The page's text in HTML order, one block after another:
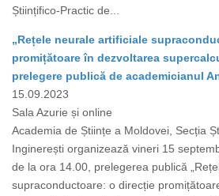
Științifico-Practic de...
„Rețele neurale artificiale
promițătoare în dezvoltarea
prelegere publică de academicianul
15.09.2023
Sala Azurie și online
Academia de Științe a Moldovei, Secția
Inginerești organizează vineri 15
de la ora 14.00, prelegerea publică
supraconductoare: o direcție